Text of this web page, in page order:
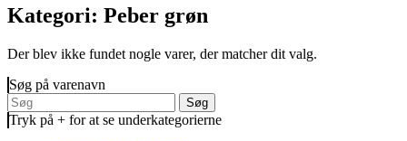
Kategori: Peber grøn
Der blev ikke fundet nogle varer, der matcher dit valg.
Søg på varenavn
Søg
Tryk på + for at se underkategorierne